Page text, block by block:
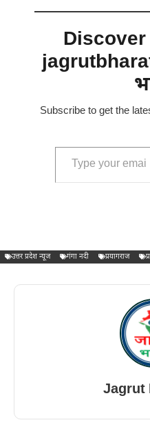
Subscribe to get the
Type your email…
उत्तर प्रदेश न्यूज गंगा नदी प्रयागराज
Jagrut